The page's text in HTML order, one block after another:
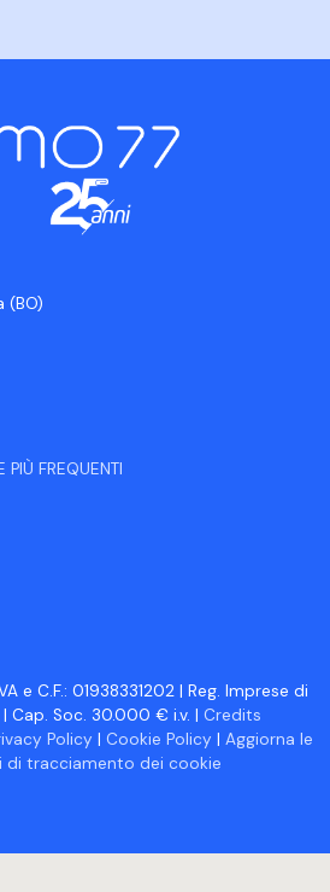
(BO)
PIÙ FREQUENTI
e C.F.: 01938331202 | Reg. Imprese di
Cap. Soc. 30.000 € i.v. | Credits
Policy | Cookie Policy | Aggiorna le
di tracciamento dei cookie